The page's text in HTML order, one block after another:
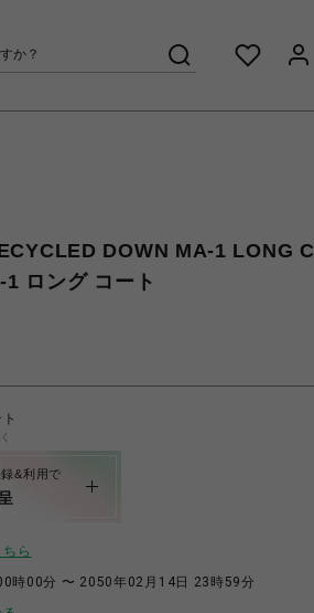
DOWN MA-1 LONG
ロング コート
&利用で
ちら
時00分 〜 2050年02月14日 23時59分